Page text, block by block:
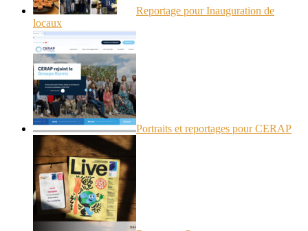
Reportage pour Inauguration de
locaux
Portraits et reportages pour CERAP